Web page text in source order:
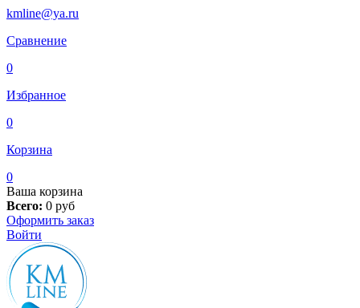
kmline@ya.ru
Сравнение
0
Избранное
0
Корзина
0
Ваша корзина
Всего: 0 руб
Оформить заказ
Войти